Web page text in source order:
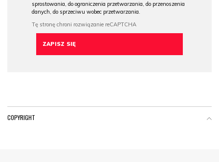
sprostowania, do ograniczenia przetwarzania, do przenoszenia
danych, do sprzeciwu wobec przetwarzania.
COPYRIGHT